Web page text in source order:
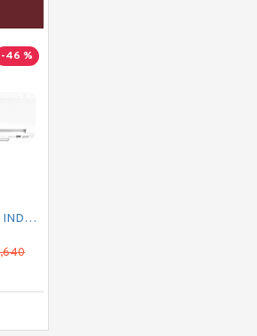
-46 %
MITSUBISHI HEAVY INDUSTRIES 三菱重工 SRK25MMH1 一匹 變頻冷暖掛牆分體式冷氣機 (附遙控)